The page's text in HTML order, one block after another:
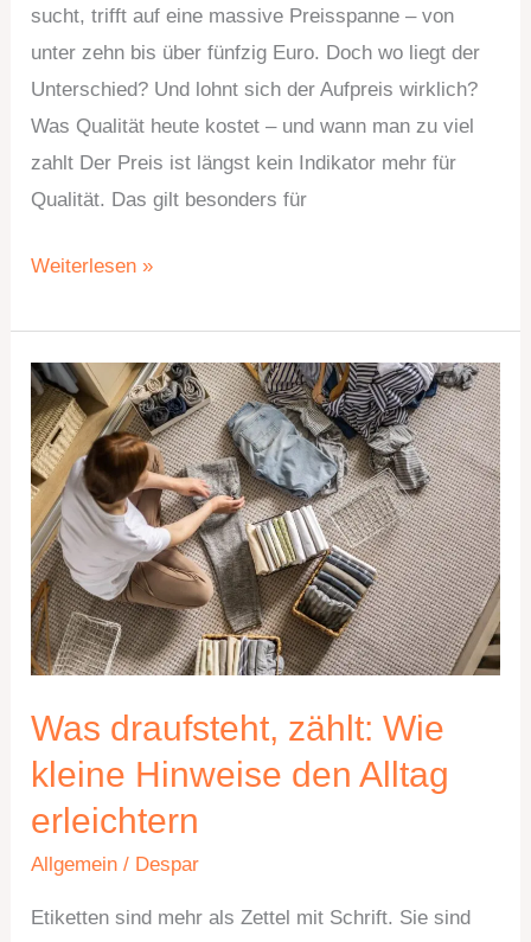
sucht, trifft auf eine massive Preisspanne – von
unter zehn bis über fünfzig Euro. Doch wo liegt der
Unterschied? Und lohnt sich der Aufpreis wirklich?
Was Qualität heute kostet – und wann man zu viel
zahlt Der Preis ist längst kein Indikator mehr für
Qualität. Das gilt besonders für
Weiterlesen »
Was draufsteht, zählt: Wie
kleine Hinweise den Alltag
erleichtern
Allgemein / Despar
Etiketten sind mehr als Zettel mit Schrift. Sie sind
Was
draufsteht,
zählt:
Wie
kleine
Hinweise
den
Alltag
erleichtern